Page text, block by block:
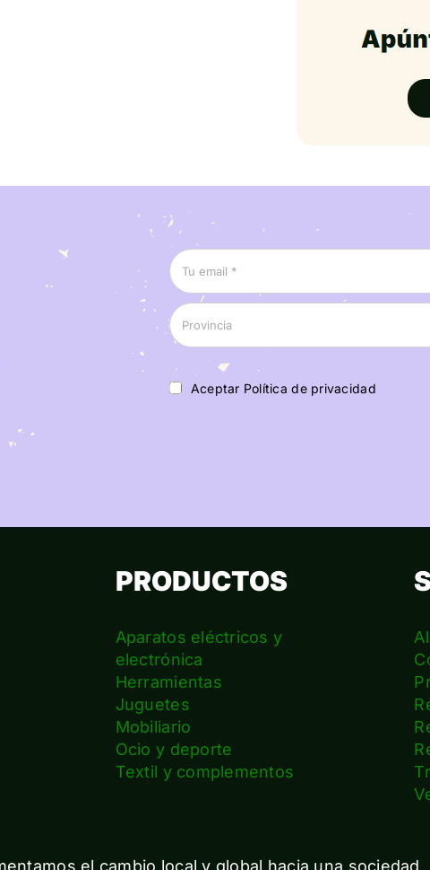
Aceptar Política de privacidad
PRODUCTOS
Aparatos eléctricos y
electrónica
Herramientas
Juguetes
Mobiliario
Ocio y deporte
Textil y complementos
el cambio local y global hacia una sociedad